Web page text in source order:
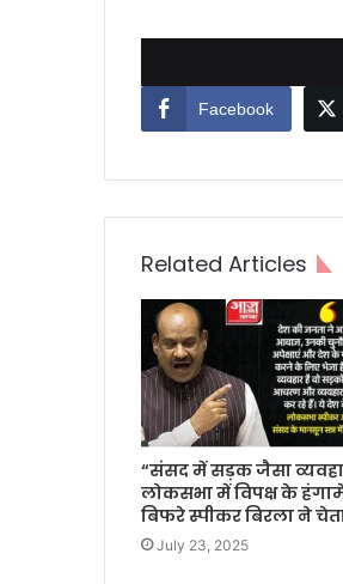
Facebook
Related Articles
“संसद में सड़क जैसा
लोकसभा में विपक्ष के
बिफरे स्पीकर बिरला ने
July 23, 2025